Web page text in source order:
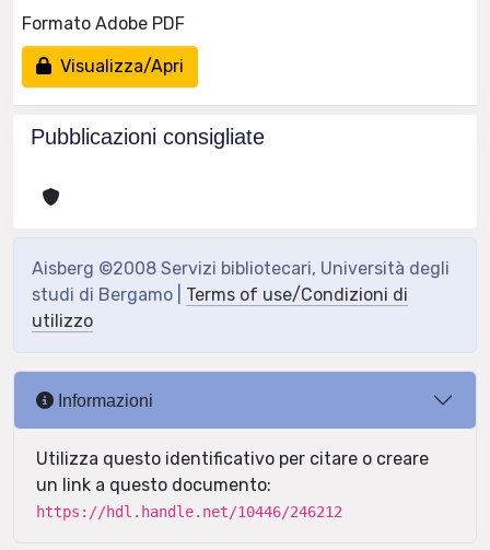
Formato Adobe PDF
Visualizza/Apri
Pubblicazioni consigliate
Aisberg ©2008 Servizi bibliotecari, Università degli
studi di Bergamo | Terms of use/Condizioni di
utilizzo
Informazioni
Utilizza questo identificativo per citare o creare
un link a questo documento:
https://hdl.handle.net/10446/246212